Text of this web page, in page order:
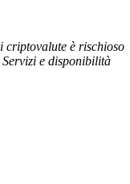
criptovalute è rischioso
e disponibilità